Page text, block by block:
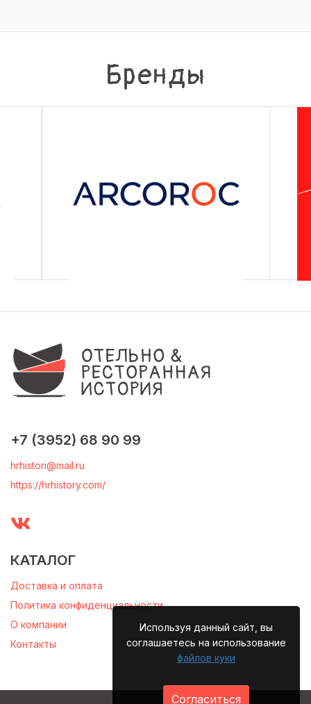
Используя данный сайт, вы
соглашаетесь на использование
файлов куки
Согласиться
Бренды
+7 (3952) 68 90 99
hrhistori@mail.ru
https://hrhistory.com/
КАТАЛОГ
Доставка и оплата
Политика конфиденциальности
О компании
Контакты